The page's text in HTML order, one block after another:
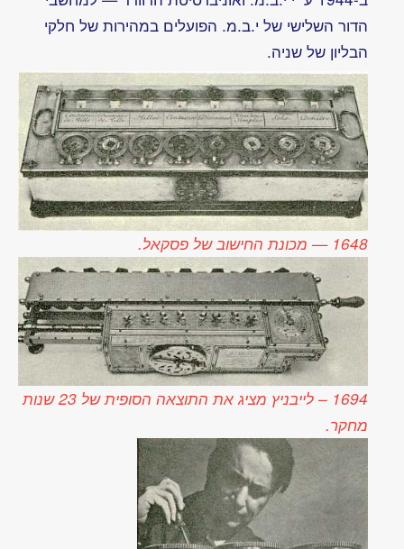
הסרטן
אלווירה
מדיגן
מצוקת
הזמן
של
האיש
הפשוט
שיחות
עם
אריה
דביר
למדע
גם אם
לפעמים
אינם
תואמים
לניסוח או
כתיב
עכשווי